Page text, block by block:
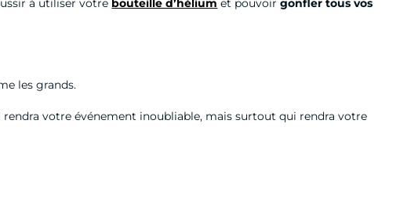
à utiliser votre bouteille d’hélium et pouvoirgonfler tous vos
les grands.
votre événement inoubliable, mais surtout qui rendra votre